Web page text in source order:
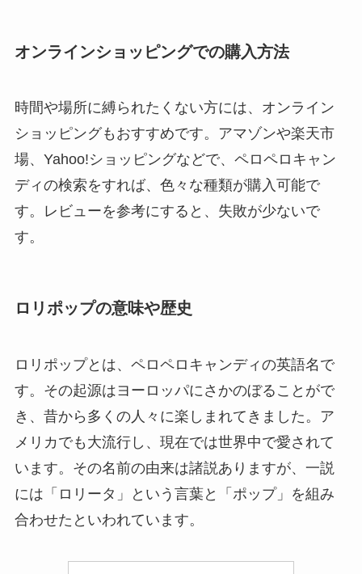
オンラインショッピングでの購入方法
時間や場所に縛られたくない方には、オンライン
ショッピングもおすすめです。アマゾンや楽天市
場、Yahoo!ショッピングなどで、ペロペロキャン
ディの検索をすれば、色々な種類が購入可能で
す。レビューを参考にすると、失敗が少ないで
す。
ロリポップの意味や歴史
ロリポップとは、ペロペロキャンディの英語名で
す。その起源はヨーロッパにさかのぼることがで
き、昔から多くの人々に楽しまれてきました。ア
メリカでも大流行し、現在では世界中で愛されて
います。その名前の由来は諸説ありますが、一説
には「ロリータ」という言葉と「ポップ」を組み
合わせたといわれています。